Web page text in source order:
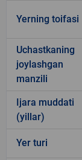
Yerning toifasi
Uchastkaning
joylashgan
manzili
Ijara muddati
(yillar)
Yer turi